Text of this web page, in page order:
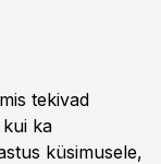
tekivad
ka
küsimusele,